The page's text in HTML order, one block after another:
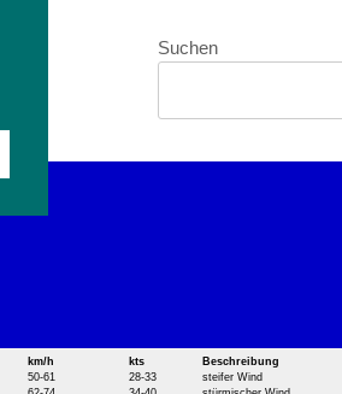
Suchen
km/h kts
Beschreibung
50-61 28-33
steifer Wind